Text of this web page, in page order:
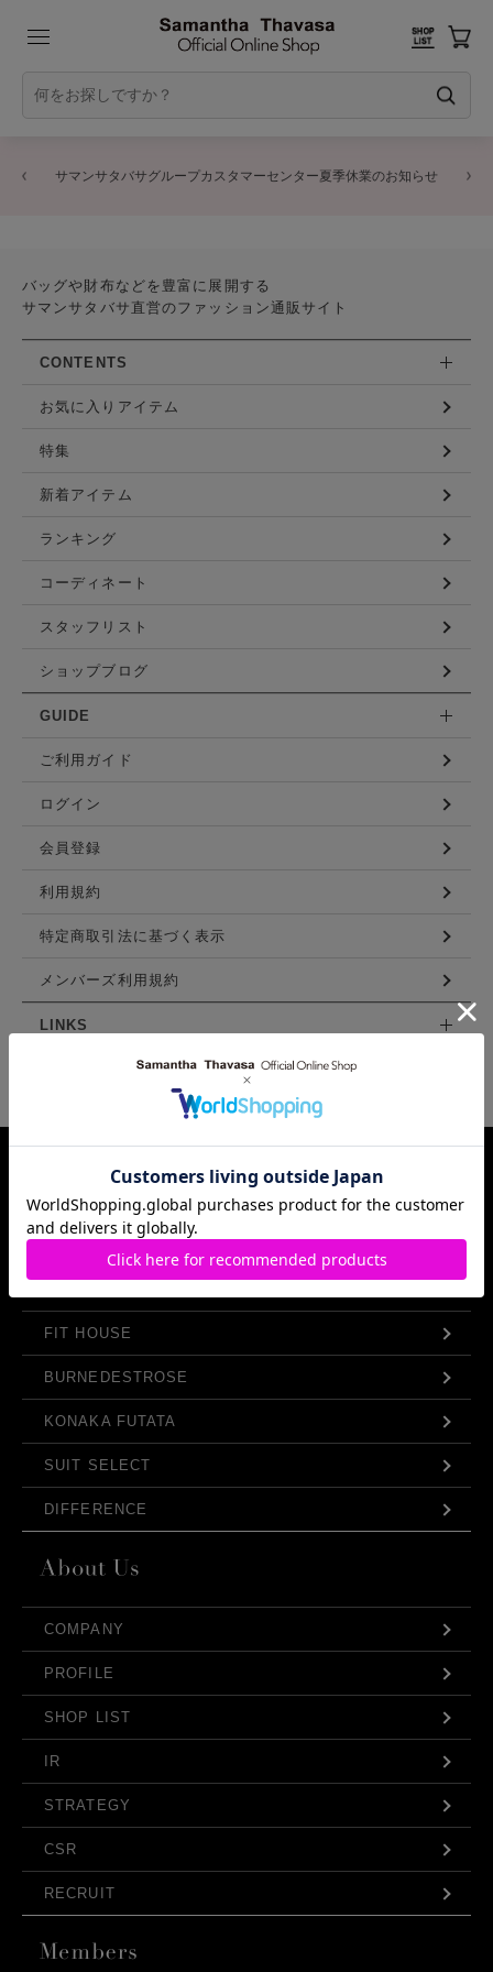
サマンサタバサグループカスタマーセンター夏季休業のお知らせ
バッグや財布などを豊富に展開する
サマンサタバサ直営のファッション通販サイト
CONTENTS
お気に入りアイテム
特集
新着アイテム
ランキング
コーディネート
スタッフリスト
ショップブログ
GUIDE
ご利用ガイド
ログイン
会員登録
利用規約
特定商取引法に基づく表示
メンバーズ利用規約
LINKS
Samantha Thavasa Group Info.
FIT HOUSE
BURNEDESTROSE
KONAKA FUTATA
SUIT SELECT
DIFFERENCE
COMPANY
PROFILE
SHOP LIST
IR
STRATEGY
CSR
RECRUIT